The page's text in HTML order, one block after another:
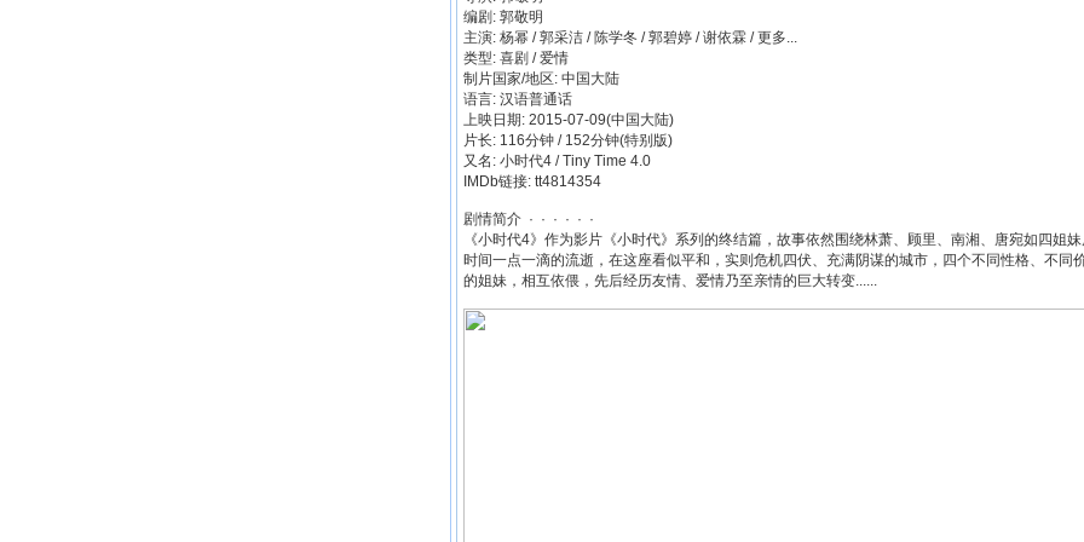
编剧: 郭敬明
主演: 杨幂 / 郭采洁 / 陈学冬 / 郭碧婷 / 谢依霖 / 更多...
类型: 喜剧 / 爱情
制片国家/地区: 中国大陆
语言: 汉语普通话
上映日期: 2015-07-09(中国大陆)
片长: 116分钟 / 152分钟(特别版)
又名: 小时代4 / Tiny Time 4.0
IMDb链接: tt4814354
剧情简介 · · · · · ·
《小时代4》作为影片《小时代》系列的终结篇，故事依然围绕林萧、顾里、南湘、唐宛如四姐
时间一点一滴的流逝，在这座看似平和，实则危机四伏、充满阴谋的城市，四个不同性格、不同
的姐妹，相互依偎，先后经历友情、爱情乃至亲情的巨大转变......